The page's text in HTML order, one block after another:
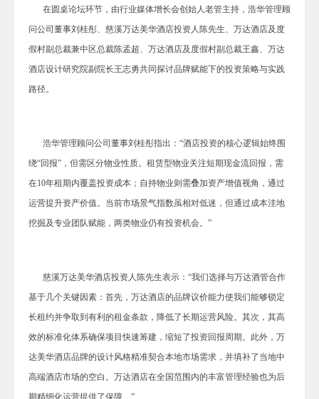
在圆桌论坛环节，由行业媒体增长会创始人老管主持，浩华管理顾
问公司董事刘桂彤、慈溪万达美华酒店投资人陈先生、万达酒店及度
假村副总裁兼中区总裁陈孟超、万达酒店及度假村副总裁王鑫、万达
酒店设计研究院副院长王志勇共同探讨品牌赋能下的投资策略与实践
路径。
浩华管理顾问公司董事刘桂彤指出：“酒店投资的核心逻辑始终围
绕“回报”，但需区分物业性质。租赁型物业关注短期现金流回报，需
在10年租期内覆盖投资成本；自持物业则需叠加资产增值视角，通过
运营提升资产价值。当前市场景气指数虽相对低迷，但通过成本洼地
挖掘及专业团队赋能，两类物业仍有投资机会。”
慈溪万达美华酒店投资人陈先生表示：“我们选择与万达酒管合作
基于几个关键因素：首先，万达酒店的品牌议价能力使我们能够锁定
长租约并争取到有利的租金条款，降低了长期运营风险。其次，其高
效的标准化体系确保项目快速筹建，缩短了投资回报周期。此外，万
达美华酒店品牌的设计风格精准契合本地市场需求，并填补了当地中
高端酒店市场的空白。万达酒店在全国范围内的丰富管理经验也为后